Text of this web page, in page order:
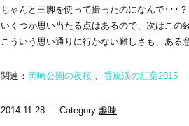
ちゃんと三脚を使って撮ったのになんで･･･？
いくつか思い当たる点はあるので、次はこの
こういう思い通りに行かない難しさも、ある
関連： 岡崎公園の夜桜 、 香嵐渓の紅葉2015
2014-11-28 ｜ Category 趣味